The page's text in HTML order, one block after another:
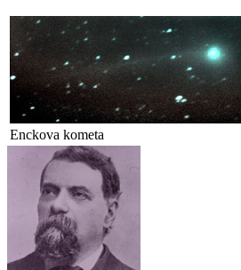
Enckova kometa